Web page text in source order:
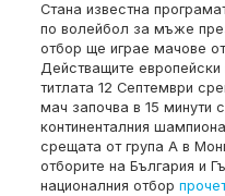
Стана известна
по волейбол за мъже
отбор ще играе мачове
Действащите
титлата 12 Септември
мач започва в 15 минути
континенталния
срещата от група А в
отборите на България и
националния отбор